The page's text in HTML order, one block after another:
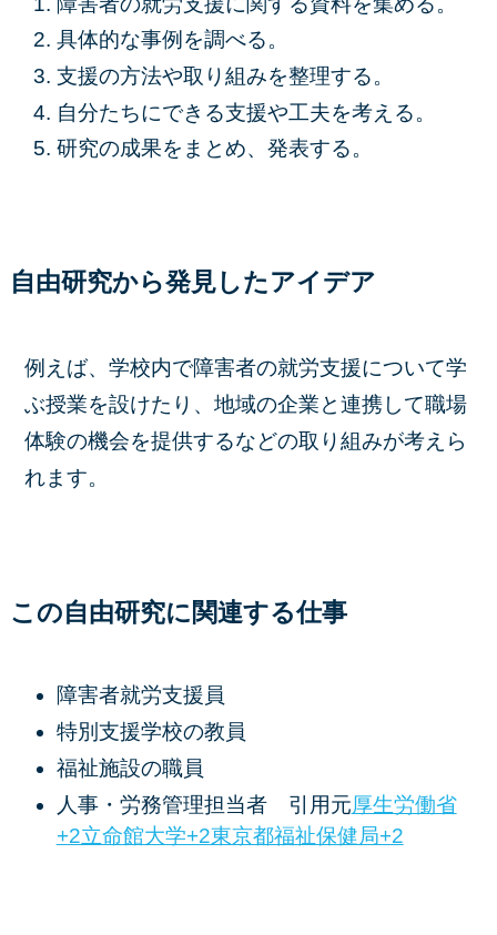
具体的な事例を調べる。
支援の方法や取り組みを整理する。
自分たちにできる支援や工夫を考える。
研究の成果をまとめ、発表する。
自由研究から発見したアイデア
例えば、学校内で障害者の就労支援について学
ぶ授業を設けたり、地域の企業と連携して職場
体験の機会を提供するなどの取り組みが考えら
れます。
この自由研究に関連する仕事
障害者就労支援員
特別支援学校の教員
福祉施設の職員
人事・労務管理担当者 引用元厚生労働省
+2立命館大学+2東京都福祉保健局+2